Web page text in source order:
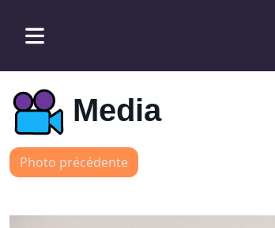
Media
Photo précédente